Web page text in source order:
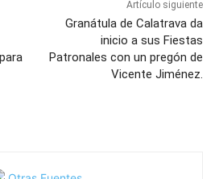
Artículo siguiente
Granátula de Calatrava da
inicio a sus Fiestas
Patronales con un pregón de
Vicente Jiménez.